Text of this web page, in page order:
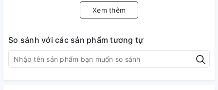
và mùi khó chịu.
Thiết kế thon gọn, an toàn cho gia
đình
Xem thêm
So sánh với các sản phẩm tương tự